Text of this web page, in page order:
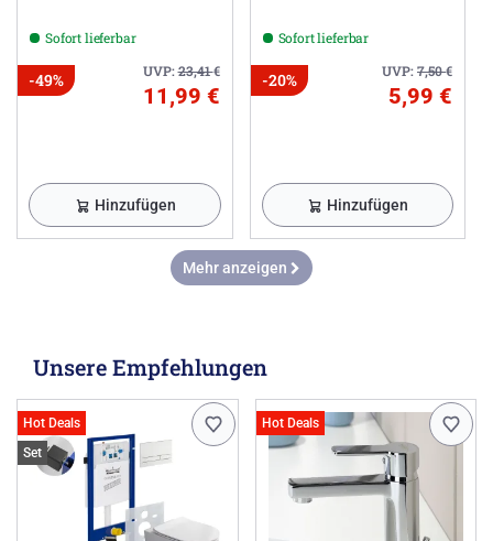
Sofort lieferbar
UVP:23,41€
-49%
11,99 €
Hinzufügen
Sofort lieferbar
UVP:7,50€
-20%
5,99 €
Hinzufügen
Mehr anzeigen
Unsere Empfehlungen
Hot Deals
Set
Hot Deals